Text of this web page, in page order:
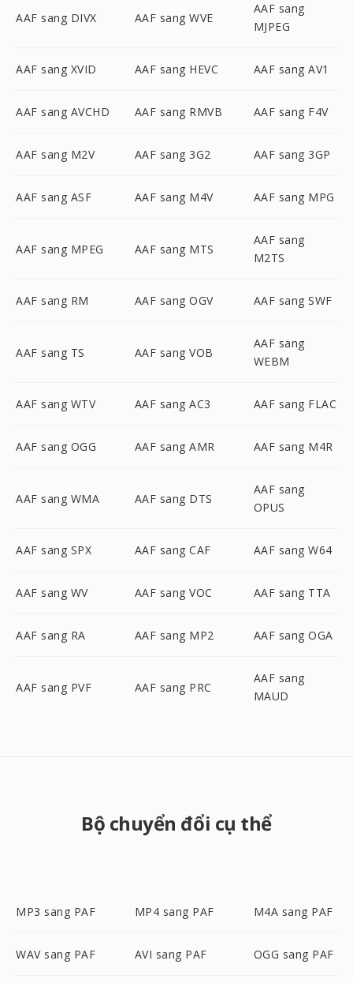
AAF sang DIVX AAF sang WVE
AAF sang
MJPEG
AAF sang XVID AAF sang HEVC AAF sang AV1
AAF sang AVCHD AAF sang RMVB AAF sang F4V
AAF sang M2V AAF sang 3G2 AAF sang 3GP
AAF sang ASF AAF sang M4V AAF sang MPG
AAF sang MPEG AAF sang MTS
AAF sang
M2TS
AAF sang RM AAF sang OGV AAF sang SWF
AAF sang TS AAF sang VOB
AAF sang
WEBM
AAF sang WTV AAF sang AC3 AAF sang FLAC
AAF sang OGG AAF sang AMR AAF sang M4R
AAF sang WMA AAF sang DTS
AAF sang
OPUS
AAF sang SPX AAF sang CAF AAF sang W64
AAF sang WV AAF sang VOC AAF sang TTA
AAF sang RA AAF sang MP2 AAF sang OGA
AAF sang PVF AAF sang PRC
AAF sang
MAUD
Bộ chuyển đổi cụ thể
MP3 sang PAF MP4 sang PAF M4A sang PAF
WAV sang PAF AVI sang PAF OGG sang PAF